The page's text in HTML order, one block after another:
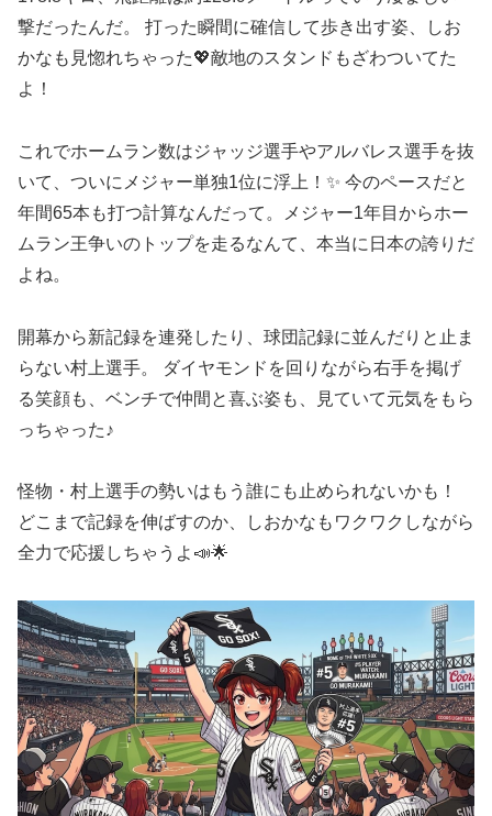
撃だったんだ。 打った瞬間に確信して歩き出す姿、しお
かなも見惚れちゃった💖敵地のスタンドもざわついてた
よ！
これでホームラン数はジャッジ選手やアルバレス選手を抜
いて、ついにメジャー単独1位に浮上！✨ 今のペースだと
年間65本も打つ計算なんだって。メジャー1年目からホー
ムラン王争いのトップを走るなんて、本当に日本の誇りだ
よね。
開幕から新記録を連発したり、球団記録に並んだりと止ま
らない村上選手。 ダイヤモンドを回りながら右手を掲げ
る笑顔も、ベンチで仲間と喜ぶ姿も、見ていて元気をもら
っちゃった♪
怪物・村上選手の勢いはもう誰にも止められないかも！
どこまで記録を伸ばすのか、しおかなもワクワクしながら
全力で応援しちゃうよ📣🌟